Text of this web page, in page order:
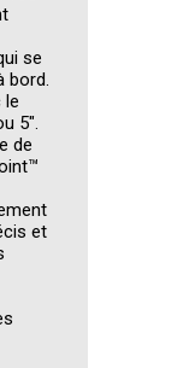
se
bord.
le
5″.
de
et